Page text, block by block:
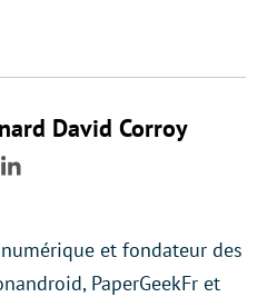
David Corroy
LinkedIn
et fondateur des
PaperGeekFr et